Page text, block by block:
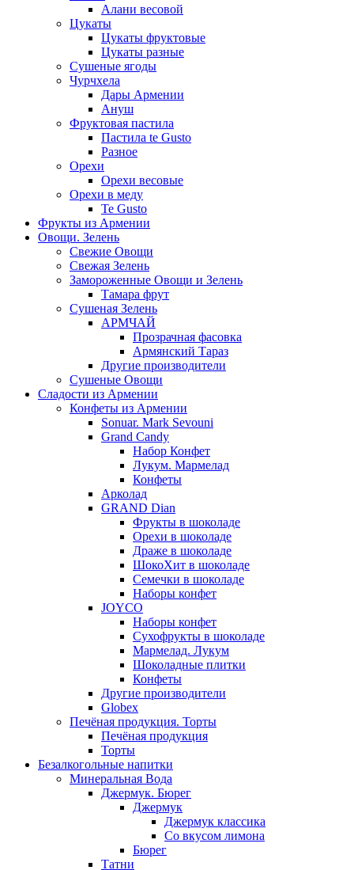
Алани весовой
Цукаты
Цукаты фруктовые
Цукаты разные
Сушеные ягоды
Чурчхела
Дары Армении
Ануш
Фруктовая пастила
Пастила te Gusto
Разное
Орехи
Орехи весовые
Орехи в меду
Te Gusto
Фрукты из Армении
Овощи. Зелень
Свежие Овощи
Свежая Зелень
Замороженные Овощи и Зелень
Тамара фрут
Сушеная Зелень
АРМЧАЙ
Прозрачная фасовка
Армянский Тараз
Другие производители
Сушеные Овощи
Сладости из Армении
Конфеты из Армении
Sonuar. Mark Sevouni
Grand Candy
Набор Конфет
Лукум. Мармелад
Конфеты
Арколад
GRAND Dian
Фрукты в шоколаде
Орехи в шоколаде
Драже в шоколаде
ШокоХит в шоколаде
Семечки в шоколаде
Наборы конфет
JOYCO
Наборы конфет
Сухофрукты в шоколаде
Мармелад. Лукум
Шоколадные плитки
Конфеты
Другие производители
Globex
Печёная продукция. Торты
Печёная продукция
Торты
Безалкогольные напитки
Минеральная Вода
Джермук. Бюрег
Джермук
Джермук классика
Со вкусом лимона
Бюрег
Татни